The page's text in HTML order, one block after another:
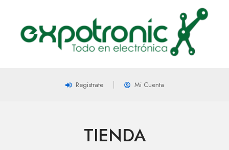
Registrate Mi Cuenta
TIENDA